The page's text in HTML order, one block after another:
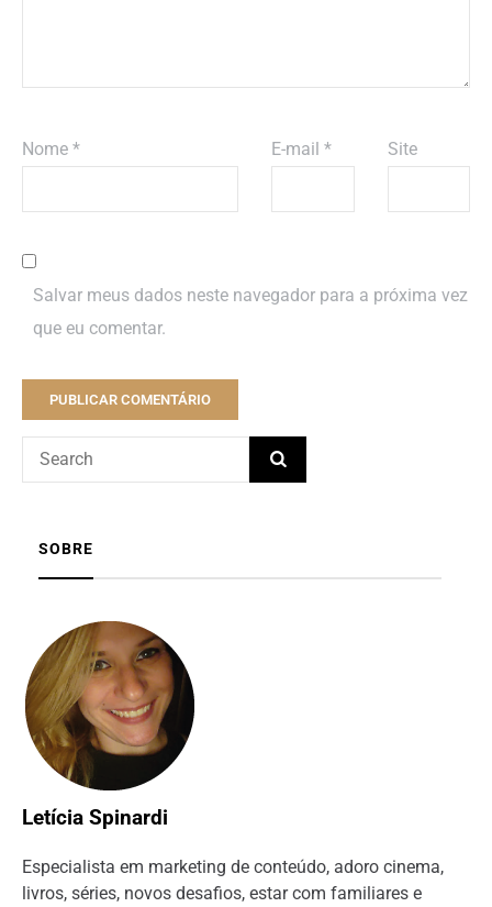
Nome * E-mail * Site
Salvar meus dados neste navegador para a próxima vez
que eu comentar.
SOBRE
Letícia Spinardi
Especialista em marketing de conteúdo, adoro cinema,
livros, séries, novos desafios, estar com familiares e